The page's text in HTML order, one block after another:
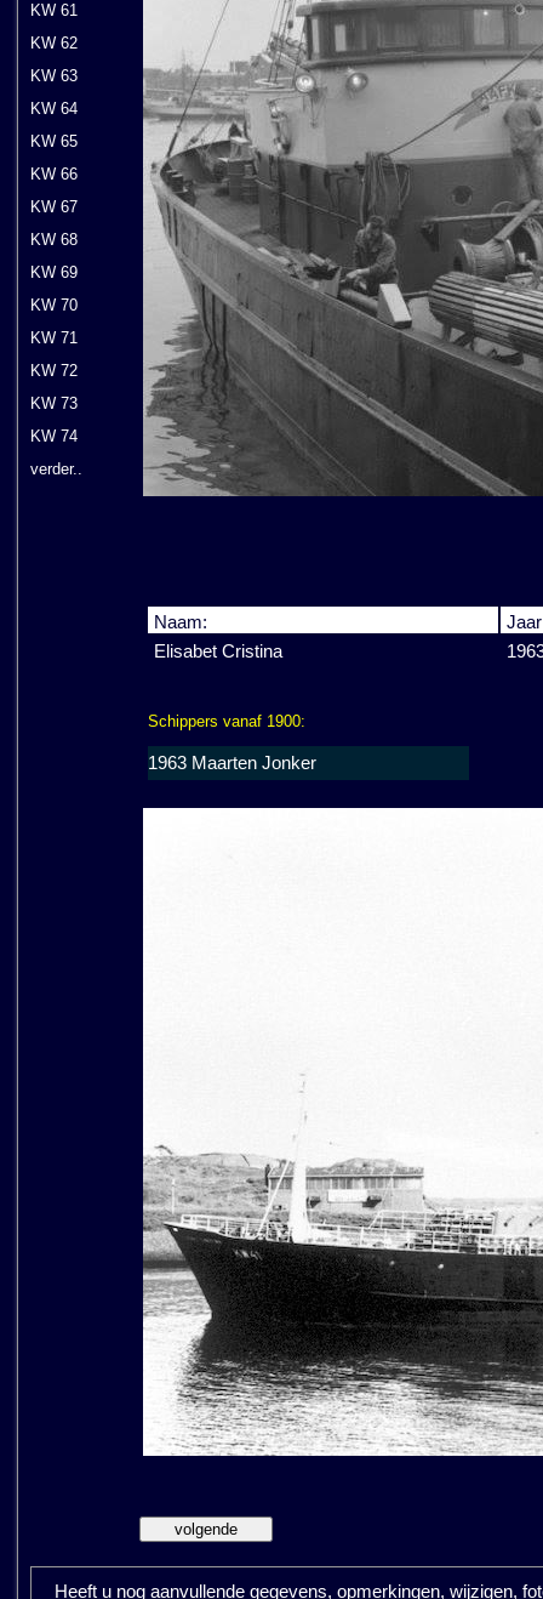
KW 61
KW 62
KW 63
KW 64
KW 65
KW 66
KW 67
KW 68
KW 69
KW 70
KW 71
KW 72
KW 73
KW 74
verder..
Naam:
Elisabet Cristina
Schippers vanaf 1900:
1963 Maarten Jonker
Heeft u nog aanvullende gegevens, opmerkingen, wijzigen,